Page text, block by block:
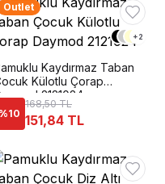
Outlet
+2
Kaydırmaz Taban
Külotlu Çorap
2121024
%10
168,50 TL
151,84 TL